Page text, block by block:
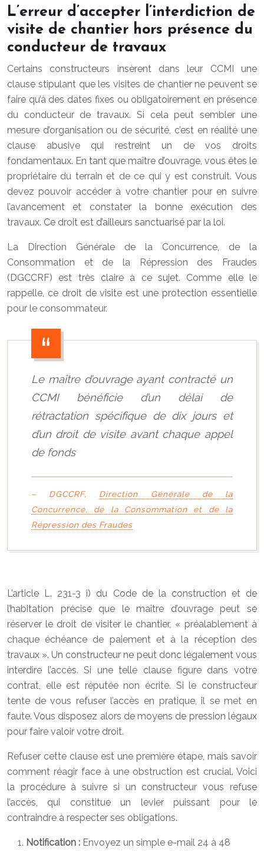
L’erreur d’accepter l’interdiction de
visite de chantier hors présence du
conducteur de travaux
Certains constructeurs insèrent dans leur CCMI une
clause stipulant que les visites de chantier ne peuvent se
faire qu’à des dates fixes ou obligatoirement en présence
du conducteur de travaux. Si cela peut sembler une
mesure d’organisation ou de sécurité, c’est en réalité une
clause abusive qui restreint un de vos droits
fondamentaux. En tant que maître d’ouvrage, vous êtes le
propriétaire du terrain et de ce qui y est construit. Vous
devez pouvoir accéder à votre chantier pour en suivre
l’avancement et constater la bonne exécution des
travaux. Ce droit est d’ailleurs sanctuarisé par la loi.
La Direction Générale de la Concurrence, de la
Consommation et de la Répression des Fraudes
(DGCCRF) est très claire à ce sujet. Comme elle le
rappelle, ce droit de visite est une protection essentielle
pour le consommateur.
Le maître d’ouvrage ayant contracté un
CCMI bénéficie d’un délai de
rétractation spécifique de dix jours et
d’un droit de visite avant chaque appel
de fonds
– DGCCRF, Direction Générale de la
Concurrence, de la Consommation et de la
Répression des Fraudes
L’article L. 231-3 i) du Code de la construction et de
l’habitation précise que le maître d’ouvrage peut se
réserver le droit de visiter le chantier, « préalablement à
chaque échéance de paiement et à la réception des
travaux ». Un constructeur ne peut donc légalement vous
interdire l’accès. Si une telle clause figure dans votre
contrat, elle est réputée non écrite. Si le constructeur
tente de vous refuser l’accès en pratique, il se met en
faute. Vous disposez alors de moyens de pression légaux
pour faire valoir votre droit.
Refuser cette clause est une première étape, mais savoir
comment réagir face à une obstruction est crucial. Voici
la procédure à suivre si un constructeur vous refuse
l’accès, qui constitue un levier puissant pour le
contraindre à respecter ses obligations.
Notification : Envoyez un simple e-mail 24 à 48